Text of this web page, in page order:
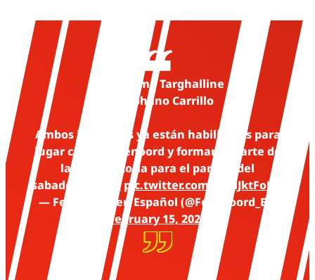
✅ Oussama Targhalline
✅ Stéphano Carrillo
Ambos jugadores ya están habilitados para
jugar con el Feyenoord y formarán parte de
la convocatoria para el partido del
sabado.
#nacfey pic.twitter.com/1gMJktFoM6
— Feyenoord en Español (@Feyenoord_ES)
February 15, 2025